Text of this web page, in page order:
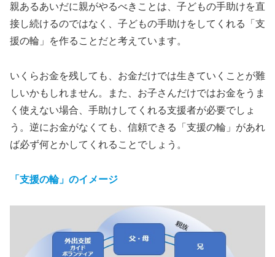
親あるあいだに親がやるべきことは、子どもの手助けを直
接し続けるのではなく、子どもの手助けをしてくれる「支
援の輪」を作ることだと考えています。
いくらお金を残しても、お金だけでは生きていくことが難
しいかもしれません。また、お子さんだけではお金をうま
く使えない場合、手助けしてくれる支援者が必要でしょ
う。逆にお金がなくても、信頼できる「支援の輪」があれ
ば必ず何とかしてくれることでしょう。
「支援の輪」のイメージ